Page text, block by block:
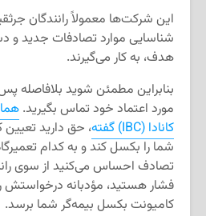
این شرکت‌ها معمولاً رانندگان
شناسایی موارد تصادفات جدید و
هدف، به کار می‌گیرند.
بنابراین مطمئن شوید بلافاصله
مورد اعتماد خود تماس بگیرید.
کانادا (IBC) گفته
، حق دارید
شما را بکسل کند و به کدام
تصادف احساس می‌کنید از سوی
فشار هستید، مؤدبانه درخواستش
کامیونت بکسل بیمه‌گر شما برسد.